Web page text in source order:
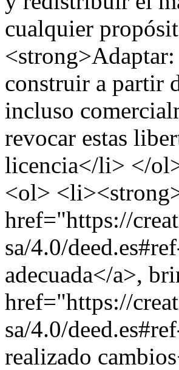
cualquier
construir a partir
incluso
revocar estas
licencia</li> </
<ol>
href="https://
sa/4.0/
adecuada</a>,
href="https://
sa/4.0/
realizado